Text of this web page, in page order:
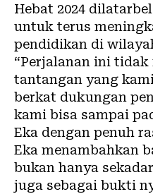
Hebat 2024
untuk terus
pendidikan di
“Perjalanan ini
tantangan yang
berkat dukungan
kami bisa sampai
Eka dengan penuh
Eka menambahkan
bukan hanya
juga sebagai bukti